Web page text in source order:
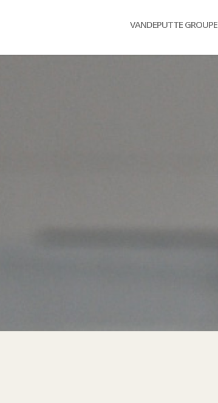
VANDEPUTTE GROUPE